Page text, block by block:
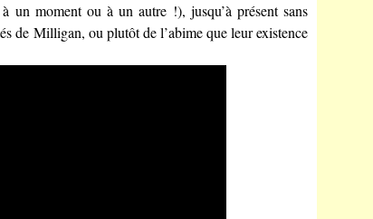
un moment ou à un autre !), jusqu’à présent sans
de Milligan, ou plutôt de l’abime que leur existence